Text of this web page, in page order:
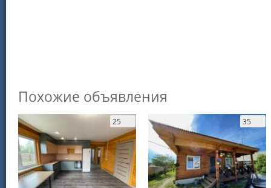
Похожие объявления
25 35